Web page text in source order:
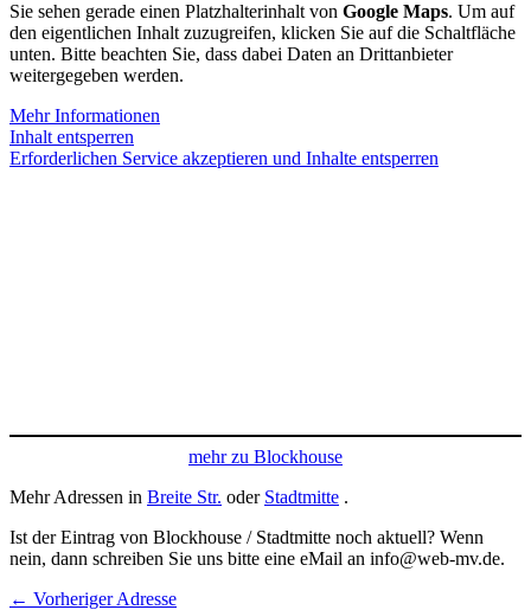
Sie sehen gerade einen Platzhalterinhalt von Google Maps. Um auf
den eigentlichen Inhalt zuzugreifen, klicken Sie auf die Schaltfläche
unten. Bitte beachten Sie, dass dabei Daten an Drittanbieter
weitergegeben werden.
Mehr Informationen
Inhalt entsperren
Erforderlichen Service akzeptieren und Inhalte entsperren
mehr zu Blockhouse
Mehr Adressen in Breite Str. oder Stadtmitte .
Ist der Eintrag von Blockhouse / Stadtmitte noch aktuell? Wenn
nein, dann schreiben Sie uns bitte eine eMail an info@web-mv.de.
← Vorheriger Adresse